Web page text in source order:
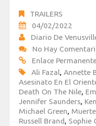
TRAILERS
04/02/2022
Diario De
No Hay
Enlace
Ali Fazal, Annette
Asesinato En El
Death On The Nile,
Jennifer Saunders,
Michael Green,
Russell Brand, Sophie